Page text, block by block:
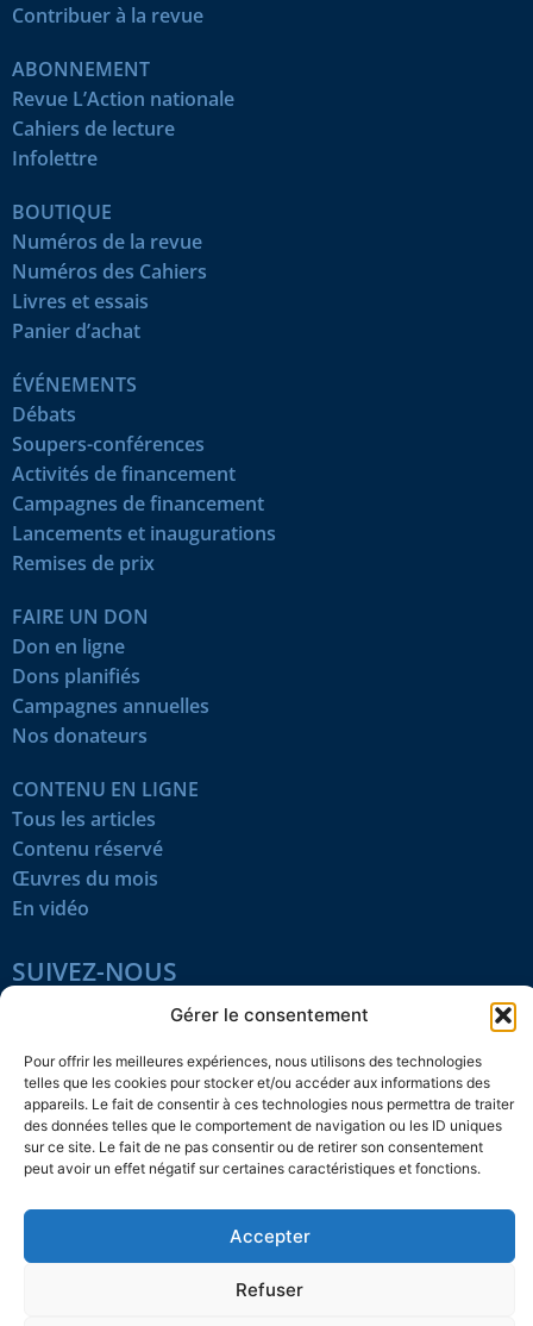
Gérer le consentement
Pour offrir les meilleures expériences, nous utilisons des technologies
telles que les cookies pour stocker et/ou accéder aux informations des
appareils. Le fait de consentir à ces technologies nous permettra de traiter
des données telles que le comportement de navigation ou les ID uniques
sur ce site. Le fait de ne pas consentir ou de retirer son consentement
peut avoir un effet négatif sur certaines caractéristiques et fonctions.
Accepter
Refuser
Contribuer à la revue
ABONNEMENT
Revue L’Action nationale
Cahiers de lecture
Infolettre
BOUTIQUE
Numéros de la revue
Numéros des Cahiers
Livres et essais
Panier d’achat
ÉVÉNEMENTS
Débats
Soupers-conférences
Activités de financement
Campagnes de financement
Lancements et inaugurations
Remises de prix
FAIRE UN DON
Don en ligne
Dons planifiés
Campagnes annuelles
Nos donateurs
CONTENU EN LIGNE
Tous les articles
Contenu réservé
Œuvres du mois
En vidéo
SUIVEZ-NOUS
Confidentialité Témoins Mentions légales Plan du site
© 2026 L’Action nationale